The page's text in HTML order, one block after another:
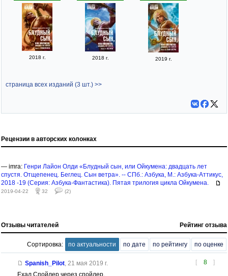
2018 г. 2018 г. 2019 г.
страница всех изданий (3 шт.) >>
Рецензии в авторских колонках
— imra: Генри Лайон Олди «Блудный сын, или Ойкумена: двадцать лет
спустя. Отщепенец. Беглец. Сын ветра». -- СПб.: Азбука, М.: Азбука-Аттикус,
2018 -19 (Серия: Азбука-Фантастика). Пятая трилогия цикла Ойкумена.
2019-04-22 32 (2)
Отзывы читателей Рейтинг отзыва
Сортировка: по актуальности по дате по рейтингу по оценке
[ 8 ]
Spanish_Pilot, 21 мая 2019 г.
Ехал Спойлер через спойлер,